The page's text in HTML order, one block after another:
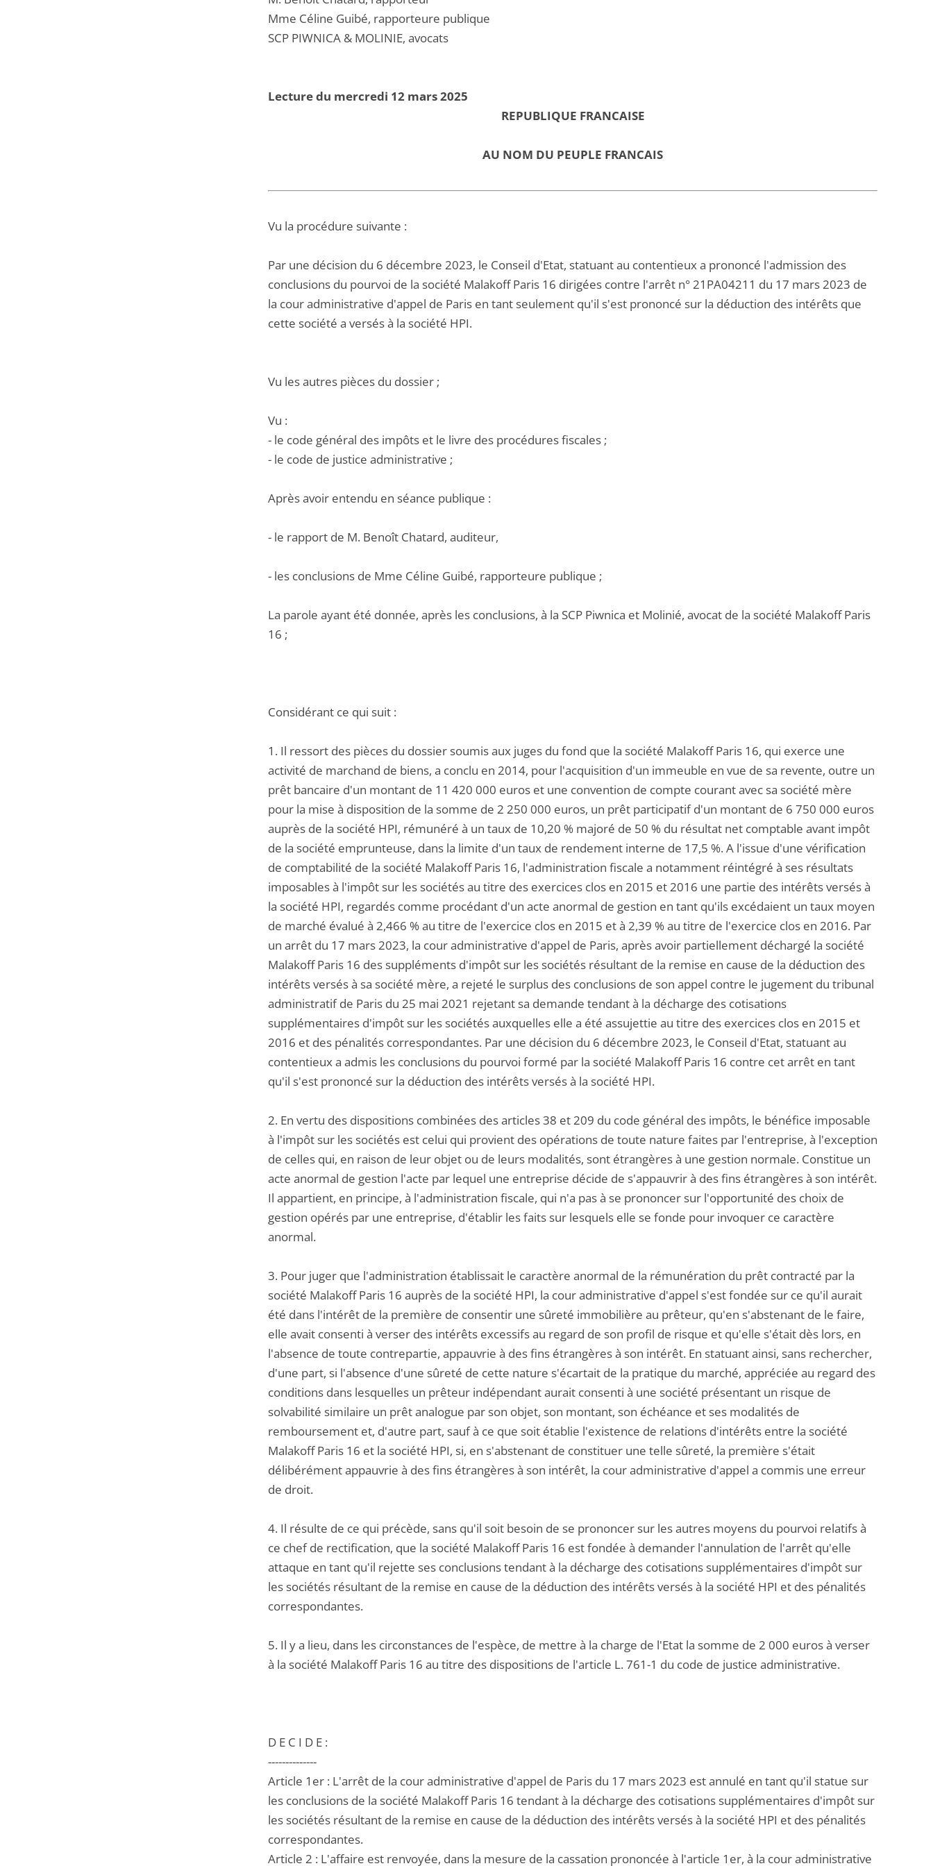
Mme Céline Guibé, rapporteure publique
SCP PIWNICA & MOLINIE, avocats
Lecture du mercredi 12 mars 2025
REPUBLIQUE FRANCAISE
AU NOM DU PEUPLE FRANCAIS
Vu la procédure suivante :
Par une décision du 6 décembre 2023, le Conseil d'Etat, statuant au contentieux a prononcé l'admission des
conclusions du pourvoi de la société Malakoff Paris 16 dirigées contre l'arrêt n° 21PA04211 du 17 mars 2023 de
la cour administrative d'appel de Paris en tant seulement qu'il s'est prononcé sur la déduction des intérêts que
cette société a versés à la société HPI.
Vu les autres pièces du dossier ;
Vu :
- le code général des impôts et le livre des procédures fiscales ;
- le code de justice administrative ;
Après avoir entendu en séance publique :
- le rapport de M. Benoît Chatard, auditeur,
- les conclusions de Mme Céline Guibé, rapporteure publique ;
La parole ayant été donnée, après les conclusions, à la SCP Piwnica et Molinié, avocat de la société Malakoff Paris
16 ;
Considérant ce qui suit :
1. Il ressort des pièces du dossier soumis aux juges du fond que la société Malakoff Paris 16, qui exerce une
activité de marchand de biens, a conclu en 2014, pour l'acquisition d'un immeuble en vue de sa revente, outre un
prêt bancaire d'un montant de 11 420 000 euros et une convention de compte courant avec sa société mère
pour la mise à disposition de la somme de 2 250 000 euros, un prêt participatif d'un montant de 6 750 000 euros
auprès de la société HPI, rémunéré à un taux de 10,20 % majoré de 50 % du résultat net comptable avant impôt
de la société emprunteuse, dans la limite d'un taux de rendement interne de 17,5 %. A l'issue d'une vérification
de comptabilité de la société Malakoff Paris 16, l'administration fiscale a notamment réintégré à ses résultats
imposables à l'impôt sur les sociétés au titre des exercices clos en 2015 et 2016 une partie des intérêts versés à
la société HPI, regardés comme procédant d'un acte anormal de gestion en tant qu'ils excédaient un taux moyen
de marché évalué à 2,466 % au titre de l'exercice clos en 2015 et à 2,39 % au titre de l'exercice clos en 2016. Par
un arrêt du 17 mars 2023, la cour administrative d'appel de Paris, après avoir partiellement déchargé la société
Malakoff Paris 16 des suppléments d'impôt sur les sociétés résultant de la remise en cause de la déduction des
intérêts versés à sa société mère, a rejeté le surplus des conclusions de son appel contre le jugement du tribunal
administratif de Paris du 25 mai 2021 rejetant sa demande tendant à la décharge des cotisations
supplémentaires d'impôt sur les sociétés auxquelles elle a été assujettie au titre des exercices clos en 2015 et
2016 et des pénalités correspondantes. Par une décision du 6 décembre 2023, le Conseil d'Etat, statuant au
contentieux a admis les conclusions du pourvoi formé par la société Malakoff Paris 16 contre cet arrêt en tant
qu'il s'est prononcé sur la déduction des intérêts versés à la société HPI.
2. En vertu des dispositions combinées des articles 38 et 209 du code général des impôts, le bénéfice imposable
à l'impôt sur les sociétés est celui qui provient des opérations de toute nature faites par l'entreprise, à l'exception
de celles qui, en raison de leur objet ou de leurs modalités, sont étrangères à une gestion normale. Constitue un
acte anormal de gestion l'acte par lequel une entreprise décide de s'appauvrir à des fins étrangères à son intérêt.
Il appartient, en principe, à l'administration fiscale, qui n'a pas à se prononcer sur l'opportunité des choix de
gestion opérés par une entreprise, d'établir les faits sur lesquels elle se fonde pour invoquer ce caractère
anormal.
3. Pour juger que l'administration établissait le caractère anormal de la rémunération du prêt contracté par la
société Malakoff Paris 16 auprès de la société HPI, la cour administrative d'appel s'est fondée sur ce qu'il aurait
été dans l'intérêt de la première de consentir une sûreté immobilière au prêteur, qu'en s'abstenant de le faire,
elle avait consenti à verser des intérêts excessifs au regard de son profil de risque et qu'elle s'était dès lors, en
l'absence de toute contrepartie, appauvrie à des fins étrangères à son intérêt. En statuant ainsi, sans rechercher,
d'une part, si l'absence d'une sûreté de cette nature s'écartait de la pratique du marché, appréciée au regard des
conditions dans lesquelles un prêteur indépendant aurait consenti à une société présentant un risque de
solvabilité similaire un prêt analogue par son objet, son montant, son échéance et ses modalités de
remboursement et, d'autre part, sauf à ce que soit établie l'existence de relations d'intérêts entre la société
Malakoff Paris 16 et la société HPI, si, en s'abstenant de constituer une telle sûreté, la première s'était
délibérément appauvrie à des fins étrangères à son intérêt, la cour administrative d'appel a commis une erreur
de droit.
4. Il résulte de ce qui précède, sans qu'il soit besoin de se prononcer sur les autres moyens du pourvoi relatifs à
ce chef de rectification, que la société Malakoff Paris 16 est fondée à demander l'annulation de l'arrêt qu'elle
attaque en tant qu'il rejette ses conclusions tendant à la décharge des cotisations supplémentaires d'impôt sur
les sociétés résultant de la remise en cause de la déduction des intérêts versés à la société HPI et des pénalités
correspondantes.
5. Il y a lieu, dans les circonstances de l'espèce, de mettre à la charge de l'Etat la somme de 2 000 euros à verser
à la société Malakoff Paris 16 au titre des dispositions de l'article L. 761-1 du code de justice administrative.
D E C I D E :
--------------
Article 1er : L'arrêt de la cour administrative d'appel de Paris du 17 mars 2023 est annulé en tant qu'il statue sur
les conclusions de la société Malakoff Paris 16 tendant à la décharge des cotisations supplémentaires d'impôt sur
les sociétés résultant de la remise en cause de la déduction des intérêts versés à la société HPI et des pénalités
correspondantes.
Article 2 : L'affaire est renvoyée, dans la mesure de la cassation prononcée à l'article 1er, à la cour administrative